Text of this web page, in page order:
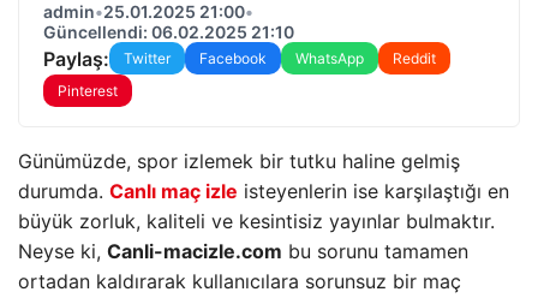
admin•25.01.2025 21:00•
Güncellendi: 06.02.2025 21:10
Paylaş: Twitter Facebook WhatsApp
Reddit
Pinterest
Günümüzde, spor izlemek bir tutku haline gelmiş
durumda. Canlı maç izle isteyenlerin ise karşılaştığı en
büyük zorluk, kaliteli ve kesintisiz yayınlar bulmaktır.
Neyse ki, Canli-macizle.com bu sorunu tamamen
ortadan kaldırarak kullanıcılara sorunsuz bir maç